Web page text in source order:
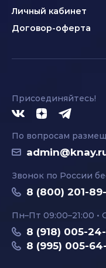
Личный кабинет
Договор-оферта
Присоединяйтесь!
По вопросам
Звонок по России
8 (800) 201-
Пн–Пт 09:00–21:00 •
8 (918) 005-
8 (995) 005-